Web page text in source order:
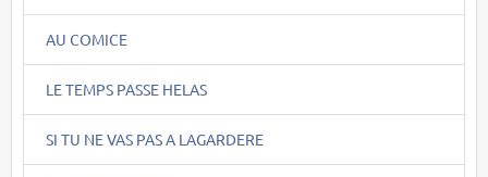
AU COMICE
LE TEMPS PASSE HELAS
SI TU NE VAS PAS A LAGARDERE